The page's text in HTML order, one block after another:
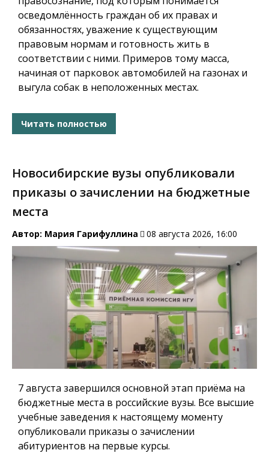
осведомлённость граждан об их правах и
обязанностях, уважение к существующим
правовым нормам и готовность жить в
соответствии с ними. Примеров тому масса,
начиная от парковок автомобилей на газонах и
выгула собак в неположенных местах.
Читать полностью
Новосибирские вузы опубликовали
приказы о зачислении на бюджетные
места
Автор: Мария Гарифуллина 08 августа 2026, 16:00
7 августа завершился основной этап приёма на
бюджетные места в российские вузы. Все высшие
учебные заведения к настоящему моменту
опубликовали приказы о зачислении
абитуриентов на первые курсы.